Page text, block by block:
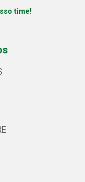
time!